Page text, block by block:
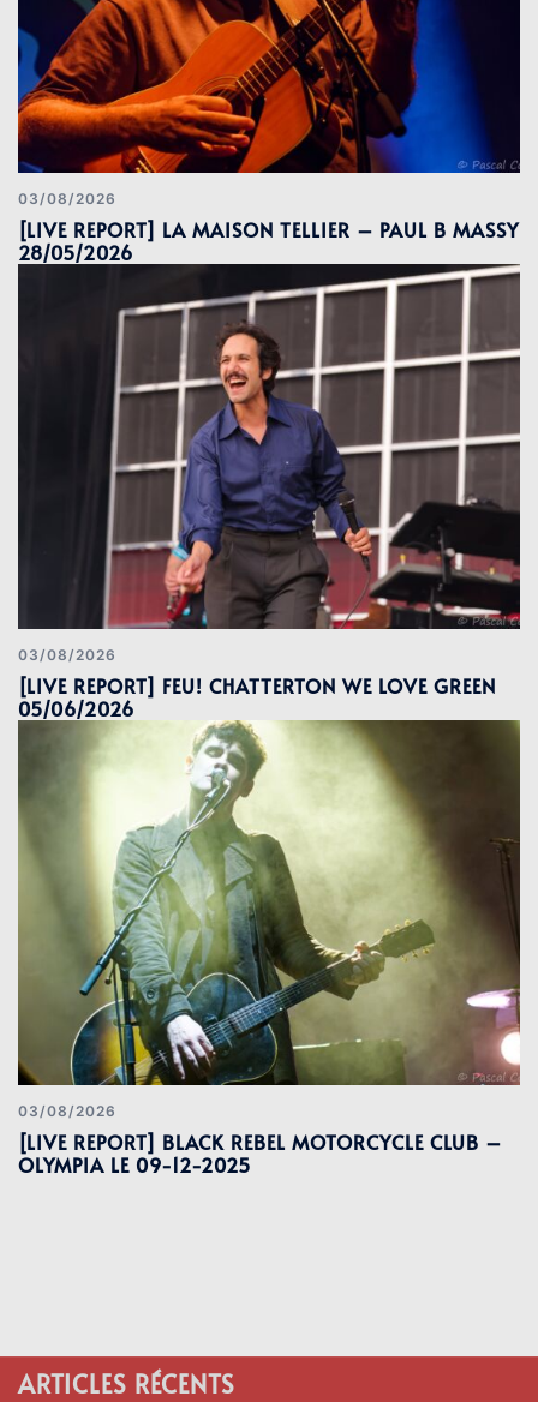
03/08/2026
[LIVE REPORT] LA MAISON TELLIER – PAUL B MASSY
28/05/2026
03/08/2026
[LIVE REPORT] FEU! CHATTERTON WE LOVE GREEN
05/06/2026
03/08/2026
[LIVE REPORT] BLACK REBEL MOTORCYCLE CLUB –
OLYMPIA LE 09-12-2025
ARTICLES RÉCENTS